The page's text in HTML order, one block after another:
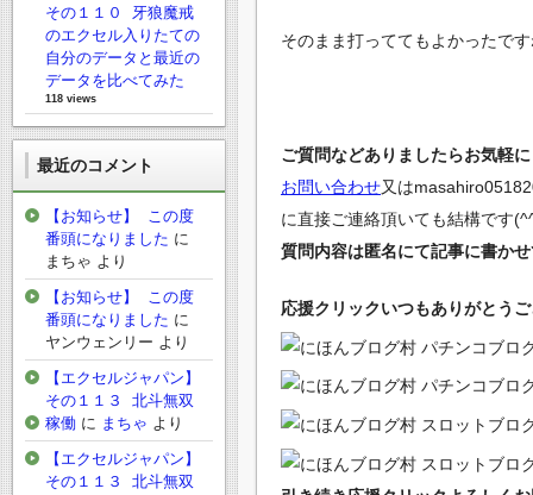
そのまま打っててもよかったで
ご質問などありましたらお気軽
お問い合わせ又は
に直接ご連絡頂いても結構です
質問内容は匿名にて記事に書か
応援クリックいつもありがとう
その１１０ 牙狼魔戒
のエクセル入りたての
自分のデータと最近の
データを比べてみた
118 views
最近のコメント
【お知らせ】 この度
番頭になりました に
まちゃ より
【お知らせ】 この度
番頭になりました に
ヤンウェンリー より
【エクセルジャパン】
その１１３ 北斗無双
稼働 に まちゃ より
【エクセルジャパン】
その１１３ 北斗無双